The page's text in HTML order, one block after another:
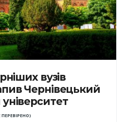
вузів
Чернівецький